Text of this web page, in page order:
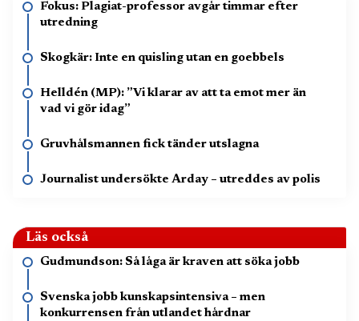
Fokus: Plagiat-professor avgår timmar efter
utredning
Skogkär: Inte en quisling utan en goebbels
Helldén (MP): ”Vi klarar av att ta emot mer än
vad vi gör idag”
Gruvhålsmannen fick tänder utslagna
Journalist undersökte Arday – utreddes av polis
Läs också
Gudmundson: Så låga är kraven att söka jobb
Svenska jobb kunskapsintensiva – men
konkurrensen från utlandet hårdnar